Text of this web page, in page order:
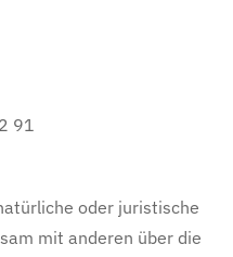
91
oder juristische
mit anderen über die